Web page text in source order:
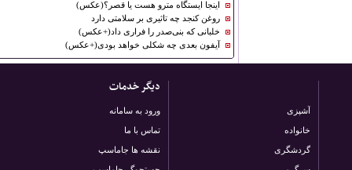
اینجا ایستگاه مترو هست یا قصر؟(عکس)
روغن کنجد چه تاثیری بر سلامتی دارد
خلبانی كه بنی‌صدر را فراری داد(+عكس)
آیفون بعدی چه شكلی خواهد بودى(+عكس)
آشپزی
خانواده
گردشگری
دیگر خدمات
ورود به سامانه
تماس با ما
نقشه ها جاماسپ